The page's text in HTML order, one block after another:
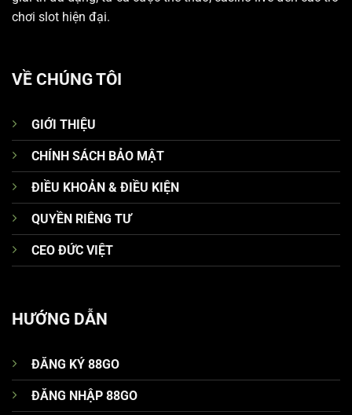
chơi slot hiện đại.
VỀ CHÚNG TÔI
GIỚI THIỆU
CHÍNH SÁCH BẢO MẬT
ĐIỀU KHOẢN & ĐIỀU KIỆN
QUYỀN RIÊNG TƯ
CEO ĐỨC VIỆT
HƯỚNG DẪN
ĐĂNG KÝ 88GO
ĐĂNG NHẬP 88GO